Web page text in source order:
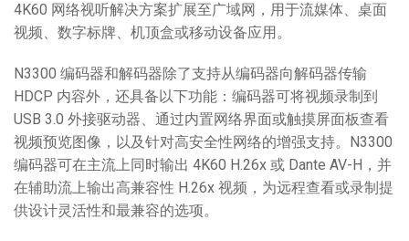
语言/地区
4K60 网络视听解决方案扩展至广域网，用于流媒体、桌面
视频、数字标牌、机顶盒或移动设备应用。
N3300 编码器和解码器除了支持从编码器向解码器传输
HDCP 内容外，还具备以下功能：编码器可将视频录制到
USB 3.0 外接驱动器、通过内置网络界面或触摸屏面板查看
视频预览图像，以及针对高安全性网络的增强支持。N3300
编码器可在主流上同时输出 4K60 H.26x 或 Dante AV-H，并
在辅助流上输出高兼容性 H.26x 视频，为远程查看或录制提
供设计灵活性和最兼容的选项。